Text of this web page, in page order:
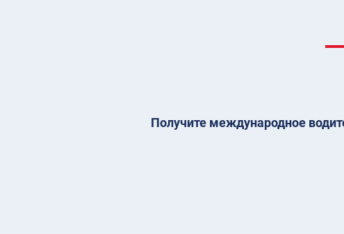
Получите международное